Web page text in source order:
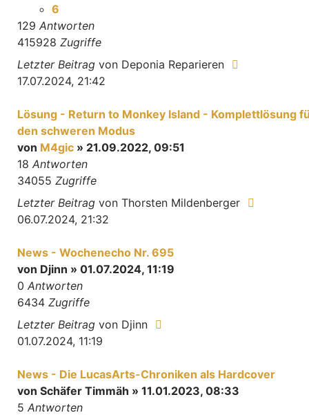
6
129 Antworten
415928 Zugriffe
Letzter Beitrag von Deponia Reparieren
17.07.2024, 21:42
Lösung - Return to Monkey Island - Komplettlösung
den schweren Modus
von M4gic » 21.09.2022, 09:51
18 Antworten
34055 Zugriffe
Letzter Beitrag von Thorsten Mildenberger
06.07.2024, 21:32
News - Wochenecho Nr. 695
von Djinn » 01.07.2024, 11:19
0 Antworten
6434 Zugriffe
Letzter Beitrag von Djinn
01.07.2024, 11:19
News - Die LucasArts-Chroniken als Hardcover
von Schäfer Timmäh » 11.01.2023, 08:33
5 Antworten